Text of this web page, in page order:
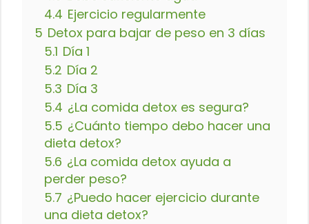
4.4 Ejercicio regularmente
5 Detox para bajar de peso en 3 días
5.1 Día 1
5.2 Día 2
5.3 Día 3
5.4 ¿La comida detox es segura?
5.5 ¿Cuánto tiempo debo hacer una
dieta detox?
5.6 ¿La comida detox ayuda a
perder peso?
5.7 ¿Puedo hacer ejercicio durante
una dieta detox?